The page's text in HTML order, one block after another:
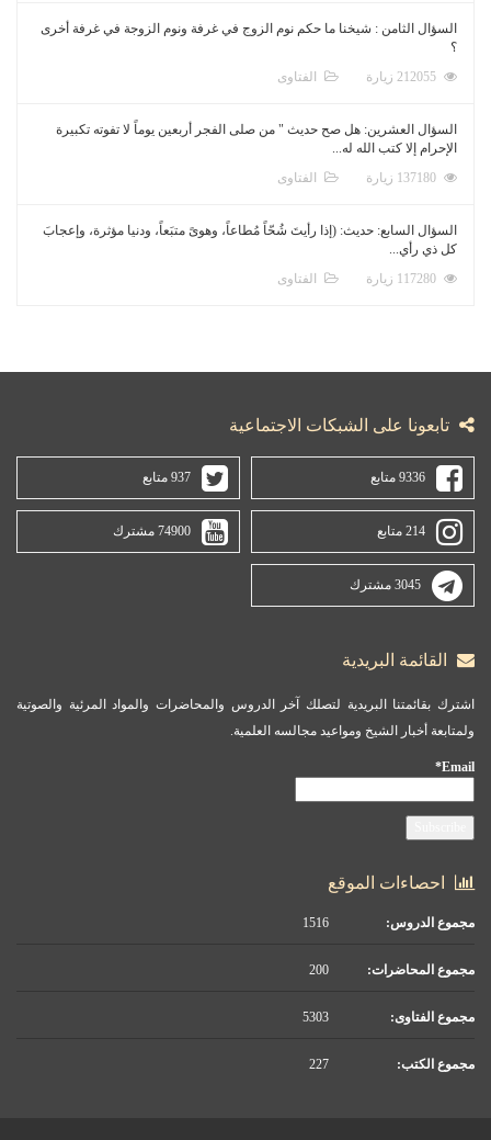
السؤال الثامن : شيخنا ما حكم نوم الزوج في غرفة ونوم الزوجة في غرفة أخرى
؟
الفتاوى
السؤال العشرين: هل صح حديث " من صلى الفجر أربعين يوماً لا تفوته تكبيرة
الإحرام إلا كتب الله له...
الفتاوى
السؤال السابع: حديث: (إذا رأيتَ شُحّاً مُطاعاً، وهوىً متبَعاً، ودنيا مؤثرة، وإعجابَ
كل ذي رأي...
الفتاوى
تابعونا على الشبكات الاجتماعية
9336 متابع 937 متابع
214 متابع 74900 مشترك
3045 مشترك
القائمة البريدية
اشترك بقائمتنا البريدية لتصلك آخر الدروس والمحاضرات والمواد المرئية والصوتية
ولمتابعة أخبار الشيخ ومواعيد مجالسه العلمية.
Email*
احصاءات الموقع
مجموع الدروس:
مجموع المحاضرات:
مجموع الفتاوى:
مجموع الكتب: